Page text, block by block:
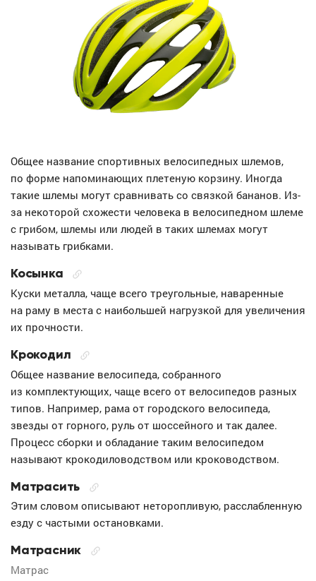
Общее название спортивных велосипедных шлемов,
по форме напоминающих плетеную корзину. Иногда
такие шлемы могут сравнивать со связкой бананов. Из-
за некоторой схожести человека в велосипедном шлеме
с грибом, шлемы или людей в таких шлемах могут
называть грибками.
Косынка
Куски металла, чаще всего треугольные, наваренные
на раму в места с наибольшей нагрузкой для увеличения
их прочности.
Крокодил
Общее название велосипеда, собранного
из комплектующих, чаще всего от велосипедов разных
типов. Например, рама от городского велосипеда,
звезды от горного, руль от шоссейного и так далее.
Процесс сборки и обладание таким велосипедом
называют крокодиловодством или кроководством.
Матрасить
Этим словом описывают неторопливую, расслабленную
езду с частыми остановками.
Матрасник
Матрас